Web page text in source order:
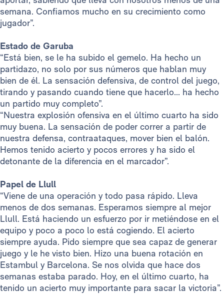
semana. Confiamos mucho en su crecimiento como
jugador”.
Estado de Garuba
“Está bien, se le ha subido el gemelo. Ha hecho un
partidazo, no solo por sus números que hablan muy
bien de él. La sensación defensiva, de control del juego,
tirando y pasando cuando tiene que hacerlo... ha hecho
un partido muy completo”.
“Nuestra explosión ofensiva en el último cuarto ha sido
muy buena. La sensación de poder correr a partir de
nuestra defensa, contraataques, mover bien el balón.
Hemos tenido acierto y pocos errores y ha sido el
detonante de la diferencia en el marcador”.
Papel de Llull
“Viene de una operación y todo pasa rápido. Lleva
menos de dos semanas. Esperamos siempre al mejor
Llull. Está haciendo un esfuerzo por ir metiéndose en el
equipo y poco a poco lo está cogiendo. El acierto
siempre ayuda. Pido siempre que sea capaz de generar
juego y le he visto bien. Hizo una buena rotación en
Estambul y Barcelona. Se nos olvida que hace dos
semanas estaba parado. Hoy, en el último cuarto, ha
tenido un acierto muy importante para sacar la victoria”.